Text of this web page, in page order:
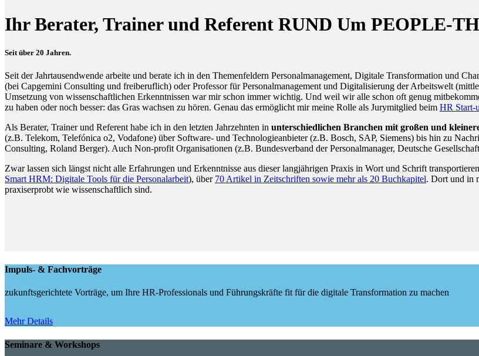
Ihr Berater, Trainer und Referent RUND Um PEOPLE-
Seit über 20 Jahren.
Seit der Jahrtausendwende arbeite und berate ich in den Themenfeldern Personalmanagement, Digitale Transformation und
(bei Capgemini Consulting und freiberuflich) oder Professor für Personalmanagement und Digitalisierung der Arbeitswelt
Umsetzung von wissenschaftlichen Erkenntnissen war mir schon immer wichtig. Und weil wir alle schon oft genug
zu haben oder noch besser: das Gras wachsen zu hören. Genau das ermöglicht mir meine Rolle als Jurymitglied beim HR Start-
Als Berater, Trainer und Referent habe ich in den letzten Jahrzehnten in unterschiedlichen Branchen mit großen und
(z.B. Telekom, Telefónica o2, Vodafone) über Software- und Technologieanbieter (z.B. Bosch, SAP, Siemens) bis hin zu
Consulting, Roland Berger). Auch Non-profit Organisationen (z.B. Bundesverband der Personalmanager, Deutsche
Zwar lassen sich längst nicht alle Erfahrungen und Erkenntnisse aus dieser langjährigen Praxis in Wort und Schrift
Smart HRM: Digitale Tools für die Personalarbeit), über 70 Artikel in Zeitschriften sowie mehr als 20 Buchkapitel. Dort und in
praxiserprobt wie wissenschaftlich sind.
Impuls- & Fachvorträge
zukunftsgerichtete Vorträge, um Ihre HR-Professionals und Führungskräfte fit für die digitale Transformation zu machen
Mehr Details
Seminare & Workshops